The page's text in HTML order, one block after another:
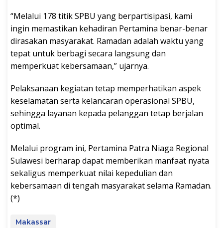
“Melalui 178 titik SPBU yang berpartisipasi, kami
ingin memastikan kehadiran Pertamina benar-benar
dirasakan masyarakat. Ramadan adalah waktu yang
tepat untuk berbagi secara langsung dan
memperkuat kebersamaan,” ujarnya.
Pelaksanaan kegiatan tetap memperhatikan aspek
keselamatan serta kelancaran operasional SPBU,
sehingga layanan kepada pelanggan tetap berjalan
optimal.
Melalui program ini, Pertamina Patra Niaga Regional
Sulawesi berharap dapat memberikan manfaat nyata
sekaligus memperkuat nilai kepedulian dan
kebersamaan di tengah masyarakat selama Ramadan.
(*)
Makassar